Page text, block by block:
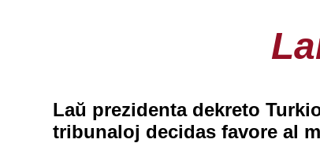
Laŭ prezidenta dekreto
tribunaloj decidas favore al